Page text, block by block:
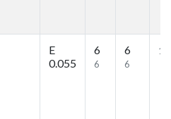
E
0.055
6
6
6
6
10